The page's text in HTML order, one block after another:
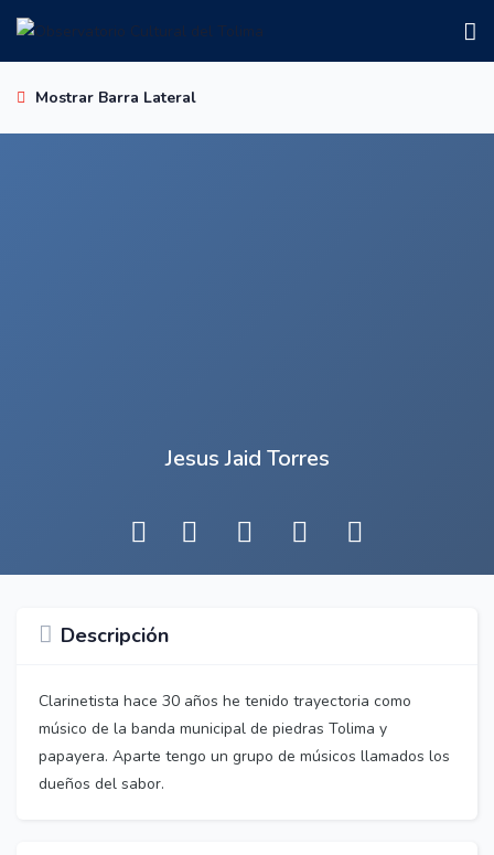
Mostrar Barra Lateral
Jesus Jaid Torres
Descripción
Clarinetista hace 30 años he tenido trayectoria como
músico de la banda municipal de piedras Tolima y
papayera. Aparte tengo un grupo de músicos llamados los
dueños del sabor.